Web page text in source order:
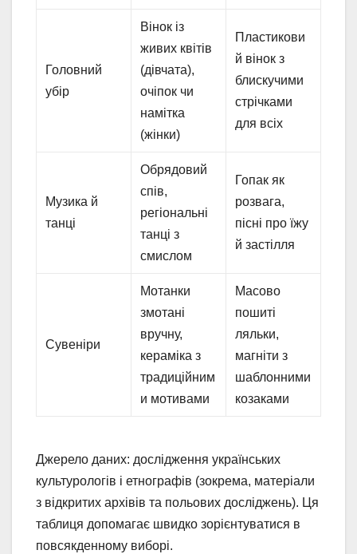
Головний
убір
Вінок із
живих квітів
(дівчата),
очіпок чи
намітка
(жінки)
Пластикови
й вінок з
блискучими
стрічками
для всіх
Музика й
танці
Обрядовий
спів,
регіональні
танці з
смислом
Гопак як
розвага,
пісні про їжу
й застілля
Сувеніри
Мотанки
змотані
вручну,
кераміка з
традиційним
и мотивами
Масово
пошиті
ляльки,
магніти з
шаблонними
козаками
Джерело даних: дослідження українських
культурологів і етнографів (зокрема, матеріали
з відкритих архівів та польових досліджень). Ця
таблиця допомагає швидко зорієнтуватися в
повсякденному виборі.